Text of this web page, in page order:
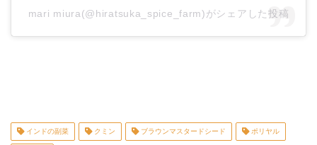
mari miura(@hiratsuka_spice_farm)がシェアした投稿
インドの副菜 クミン ブラウンマスタードシード ポリヤル